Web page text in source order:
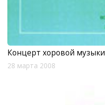
Концерт хоровой музыки
28 марта 2008